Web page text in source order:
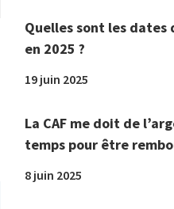
Quelles sont les dates
en 2025 ?
19 juin 2025
La CAF me doit de
temps pour être
8 juin 2025